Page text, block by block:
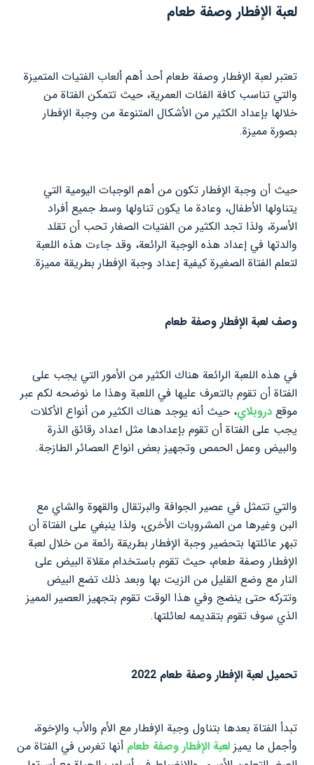
لعبة الإفطار وصفة طعام
تعتبر لعبة الإفطار وصفة طعام أحد أهم ألعاب الفتيات المتميزة
والتي تناسب كافة الفئات العمرية، حيث تتمكن الفتاة من
خلالها بإعداد الكثير من الأشكال المتنوعة من وجبة الإفطار
بصورة مميزة.
حيث أن وجبة الإفطار تكون من أهم الوجبات اليومية التي
يتناولها الأطفال، وعادة ما يكون تناولها وسط جميع أفراد
الأسرة، ولذا تجد الكثير من الفتيات الصغار تحب أن تقلد
والدتها في إعداد هذه الوجبة الرائعة، وقد جاءت هذه اللعبة
لتعلم الفتاة الصغيرة كيفية إعداد وجبة الإفطار بطريقة مميزة.
وصف لعبة الإفطار وصفة طعام
في هذه اللعبة الرائعة هناك الكثير من الأمور التي يجب على
الفتاة أن تقوم بالتعرف عليها في اللعبة وهذا ما نوضحه لكم عبر
موقع دروبلاي، حيث أنه يوجد هناك الكثير من أنواع الأكلات
يجب على الفتاة أن تقوم بإعدادها مثل اعداد رقائق الذرة
والبيض وعمل الحمص وتجهيز بعض انواع العصائر الطازجة.
والتي تتمثل في عصير الجوافة والبرتقال والقهوة والشاي مع
البن وغيرها من المشروبات الأخرى، ولذا ينبغي على الفتاة أن
تبهر عائلتها بتحضير وجبة الإفطار بطريقة رائعة من خلال لعبة
الإفطار وصفة طعام، حيث تقوم باستخدام مقلاة البيض على
النار مع وضع القليل من الزيت بها وبعد ذلك تضع البيض
وتتركه حتى ينضج وفي هذا الوقت تقوم بتجهيز العصير المميز
الذي سوف تقوم بتقديمه لعائلتها.
تحميل لعبة الإفطار وصفة طعام 2022
تبدأ الفتاة بعدها بتناول وجبة الإفطار مع الأم والأب والإخوة،
وأجمل ما يميز لعبة الإفطار وصفة طعام أنها تغرس في الفتاة من